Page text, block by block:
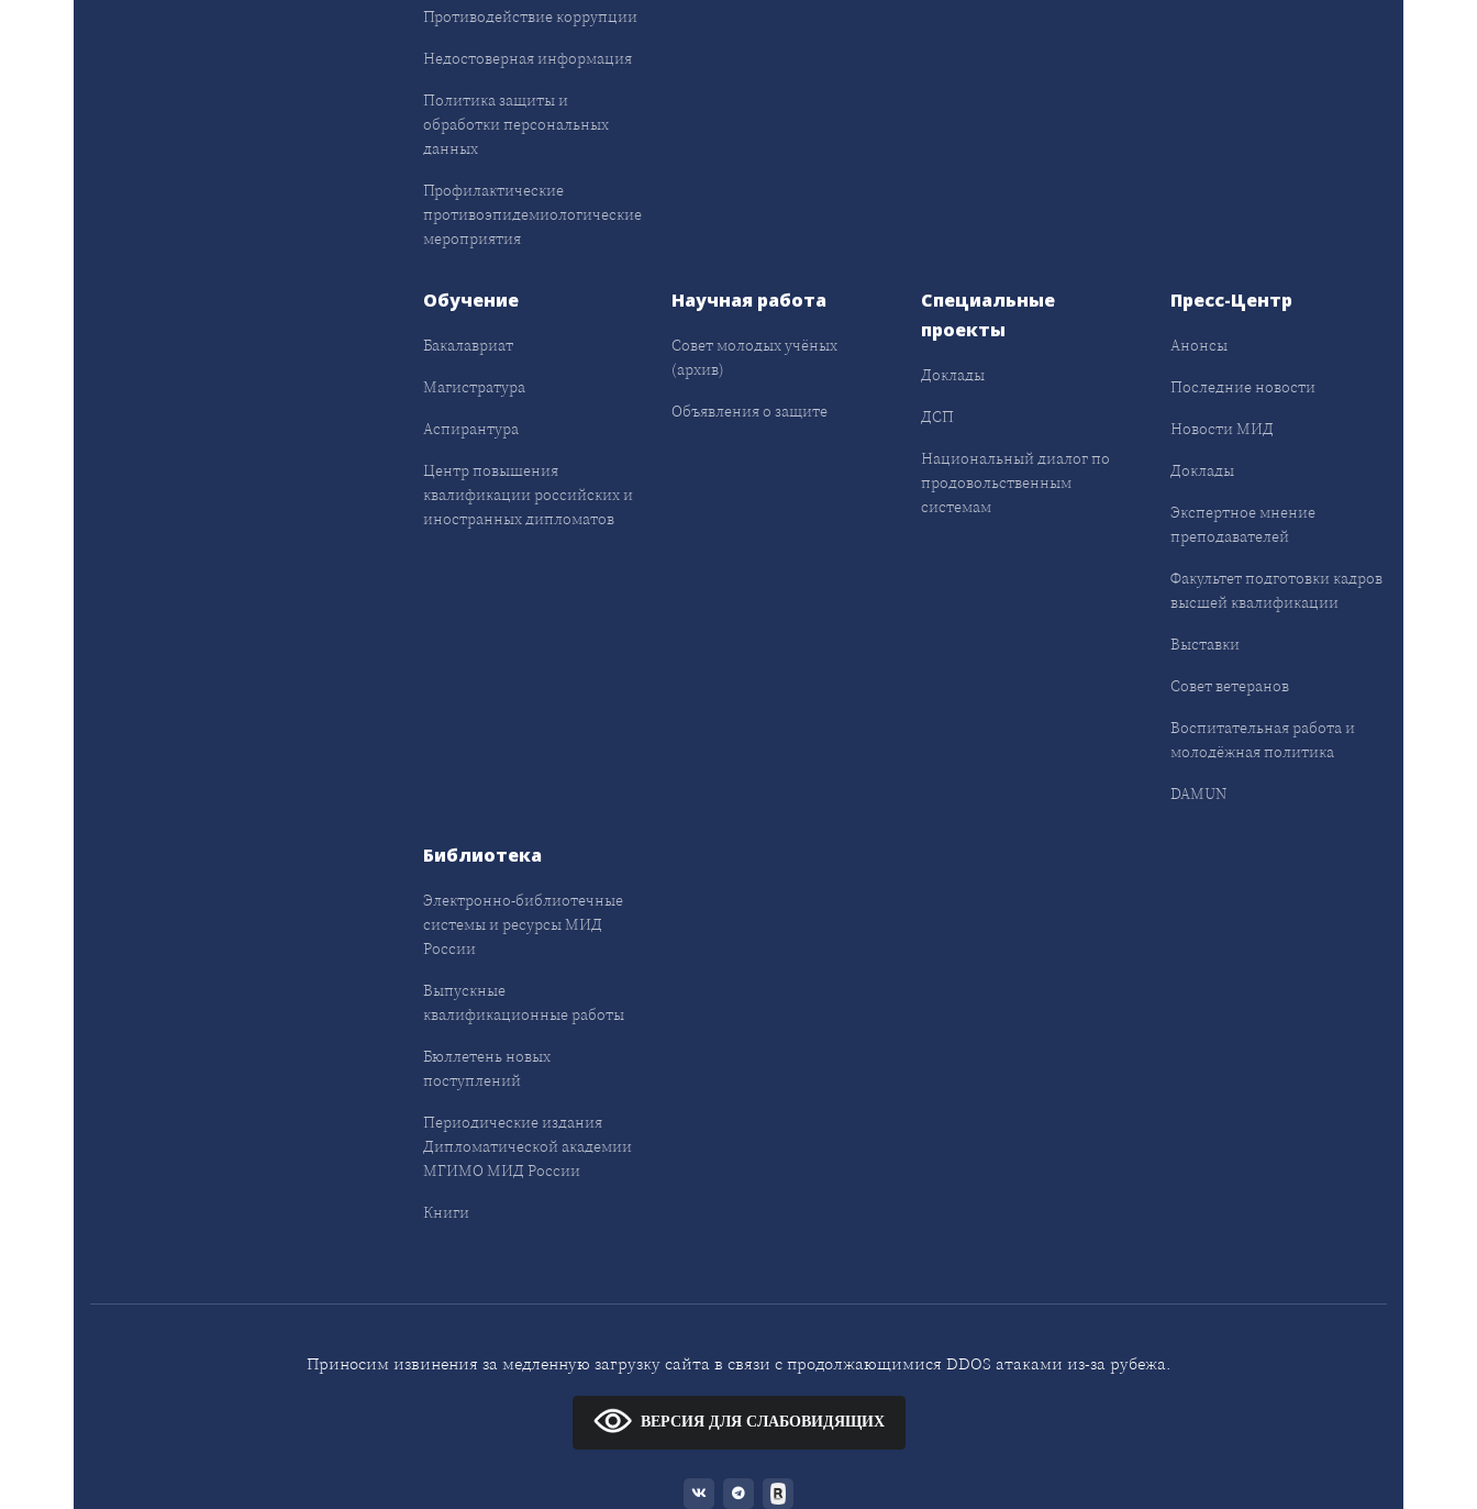
Противодействие коррупции
Недостоверная информация
Политика защиты и
обработки персональных
данных
Профилактические
противоэпидемиологические
мероприятия
Обучение
Бакалавриат
Магистратура
Аспирантура
Центр повышения
квалификации российских и
иностранных дипломатов
Научная работа
Совет молодых учёных
(архив)
Объявления о защите
Специальные
проекты
Доклады
ДСП
Национальный диалог по
продовольственным
системам
Пресс-Центр
Анонсы
Последние новости
Новости МИД
Доклады
Экспертное мнение
преподавателей
Факультет подготовки кадров
высшей квалификации
Выставки
Совет ветеранов
Воспитательная работа и
молодёжная политика
DAMUN
Библиотека
Электронно-библиотечные
системы и ресурсы МИД
России
Выпускные
квалификационные работы
Бюллетень новых
поступлений
Периодические издания
Дипломатической академии
МГИМО МИД России
Книги
Приносим извинения за медленную загрузку сайта в связи с продолжающимися DDOS атаками из-за рубежа.
ВЕРСИЯ ДЛЯ СЛАБОВИДЯЩИХ